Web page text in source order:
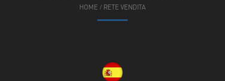
HOME / RETE VENDITA